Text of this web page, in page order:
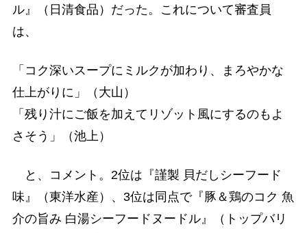
ル』（日清食品）だった。これについて審査員
は、
「コク深いスープにミルクが加わり、まろやかな
仕上がりに」（大山）
「残り汁にご飯を加えてリゾット風にするのもよ
さそう」（池上）
と、コメント。2位は『謹製 貝だしシーフード
味』（東洋水産）、3位は同点で『豚＆鶏のコク 魚
介の旨み 白湯シーフードヌードル』（トップバリ